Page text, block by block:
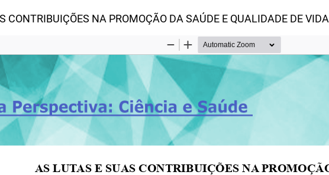
do Artigo
CONTRIBUIÇÕES NA PROMOÇÃO DA SAÚDE E QUALIDADE DE VIDA